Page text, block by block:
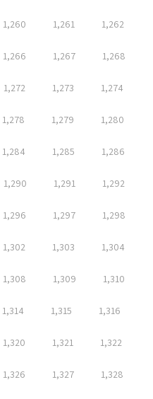
1,260 1,261 1,262
1,266 1,267 1,268
1,272 1,273 1,274
1,278 1,279 1,280
1,284 1,285 1,286
1,290 1,291 1,292
1,296 1,297 1,298
1,302 1,303 1,304
1,308 1,309 1,310
1,314 1,315 1,316
1,320 1,321 1,322
1,326 1,327 1,328